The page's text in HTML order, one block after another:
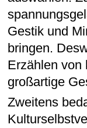
Gestik und
bringen.
Erzählen von
großartige
Zweitens